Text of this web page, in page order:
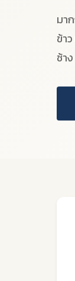
มา
ข้า
ช้าง